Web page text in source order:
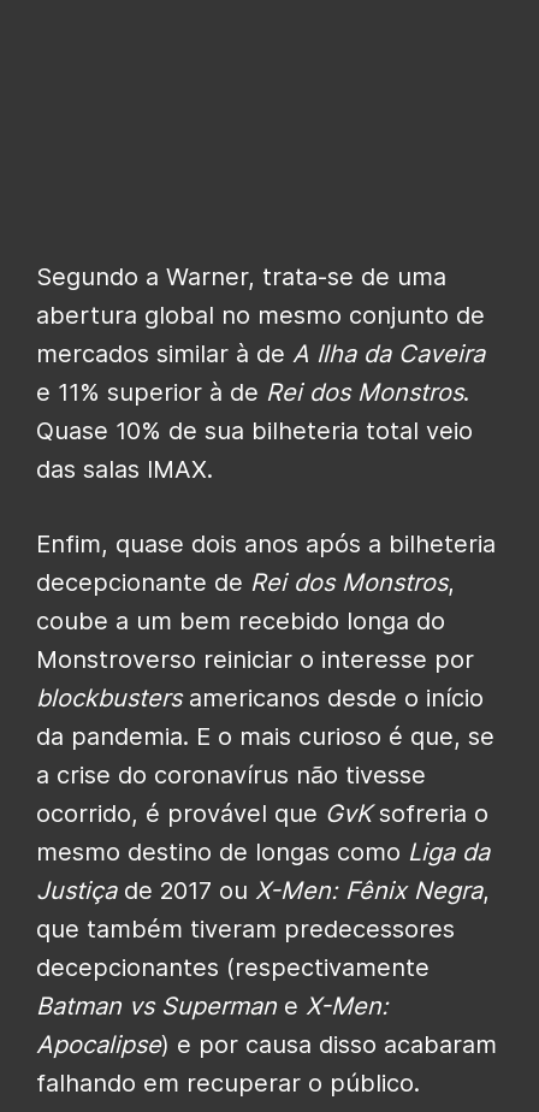
Segundo a Warner, trata-se de uma
abertura global no mesmo conjunto de
mercados similar à de A Ilha da Caveira
e 11% superior à de Rei dos Monstros.
Quase 10% de sua bilheteria total veio
das salas IMAX.
Enfim, quase dois anos após a bilheteria
decepcionante de Rei dos Monstros,
coube a um bem recebido longa do
Monstroverso reiniciar o interesse por
blockbustersamericanos desde o início
da pandemia. E o mais curioso é que, se
a crise do coronavírus não tivesse
ocorrido, é provável que GvKsofreria o
mesmo destino de longas como Liga da
Justiçade 2017 ou X-Men: Fênix Negra,
que também tiveram predecessores
decepcionantes (respectivamente
Batman vs Superman e X-Men:
Apocalipse) e por causa disso acabaram
falhando em recuperar o público.